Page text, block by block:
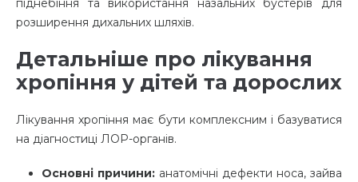
піднебіння та використання назальних бустерів для
розширення дихальних шляхів.
Детальніше про лікування
хропіння у дітей та дорослих
Лікування хропіння має бути комплексним і базуватися
на діагностиці ЛОР-органів.
Основні причини: анатомічні дефекти носа, зайва